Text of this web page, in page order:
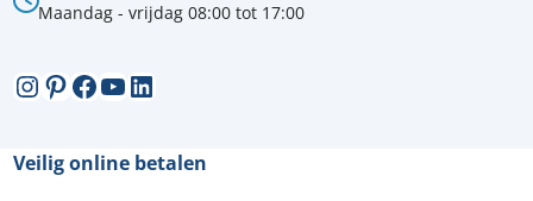
Maandag - vrijdag 08:00 tot 17:00
Instagram
Pinterest
Facebook
YouTube
LinkedIn
Veilig online betalen